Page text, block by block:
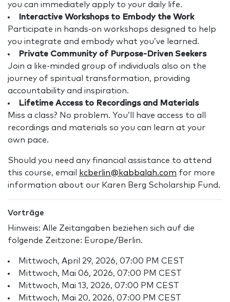
you can immediately apply to your daily life.
Interactive Workshops to Embody the Work
Participate in hands-on workshops designed to help
you integrate and embody what you’ve learned.
Private Community of Purpose-Driven Seekers
Join a like-minded group of individuals also on the
journey of spiritual transformation, providing
accountability and inspiration.
Lifetime Access to Recordings and Materials
Miss a class? No problem. You’ll have access to all
recordings and materials so you can learn at your
own pace.
Should you need any financial assistance to attend
this course, email
kcberlin@kabbalah.com for more
information about our Karen Berg Scholarship Fund.
Vorträge
Hinweis: Alle Zeitangaben beziehen sich auf die
folgende Zeitzone: Europe/Berlin.
Mittwoch, April 29, 2026, 07:00 PM CEST
Mittwoch, Mai 06, 2026, 07:00 PM CEST
Mittwoch, Mai 13, 2026, 07:00 PM CEST
Mittwoch, Mai 20, 2026, 07:00 PM CEST